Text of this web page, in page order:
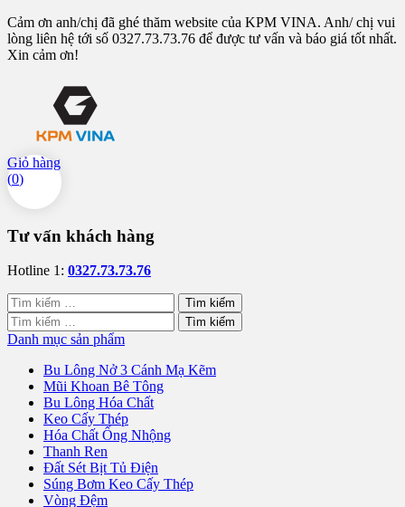
Cảm ơn anh/chị đã ghé thăm website của KPM VINA. Anh/ chị vui
lòng liên hệ tới số 0327.73.73.76 để được tư vấn và báo giá tốt nhất.
Xin cảm ơn!
Giỏ hàng
(0)
Tư vấn khách hàng
Hotline 1: 0327.73.73.76
Tìm
kiếm
cho:
Tìm
kiếm
Danh mục sản phẩm
Bu Lông Nở 3 Cánh Mạ Kẽm
Mũi Khoan Bê Tông
Bu Lông Hóa Chất
Keo Cấy Thép
Hóa Chất Ống Nhộng
Thanh Ren
Đất Sét Bịt Tủ Điện
Súng Bơm Keo Cấy Thép
Vòng Đệm